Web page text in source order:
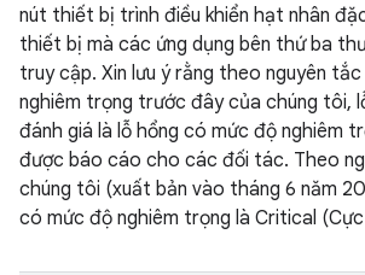
nút thiết bị trình điều khiển hạt nhân
thiết bị mà các ứng dụng bên thứ ba
truy cập. Xin lưu ý rằng theo nguyên
nghiêm trọng trước đây của chúng tôi,
đánh giá là lỗ hổng có mức độ nghiêm
được báo cáo cho các đối tác. Theo
chúng tôi (xuất bản vào tháng 6 năm
có mức độ nghiêm trọng là Critical